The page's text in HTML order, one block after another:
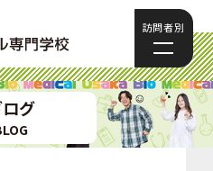
訪問者別
グ